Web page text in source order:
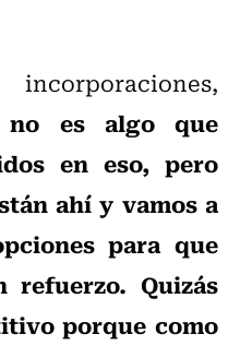
no es algo que
en eso, pero
ahí y vamos a
para que
refuerzo. Quizás
porque como